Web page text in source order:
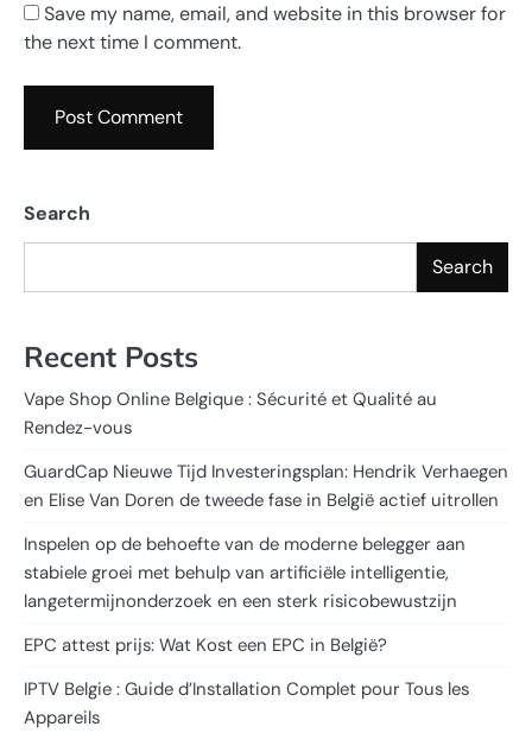
Save my name, email, and website in this browser for
the next time I comment.
Search
Search
Recent Posts
Vape Shop Online Belgique : Sécurité et Qualité au
Rendez-vous
GuardCap Nieuwe Tijd Investeringsplan: Hendrik Verhaegen
en Elise Van Doren de tweede fase in België actief uitrollen
Inspelen op de behoefte van de moderne belegger aan
stabiele groei met behulp van artificiële intelligentie,
langetermijnonderzoek en een sterk risicobewustzijn
EPC attest prijs: Wat Kost een EPC in België?
IPTV Belgie : Guide d’Installation Complet pour Tous les
Appareils